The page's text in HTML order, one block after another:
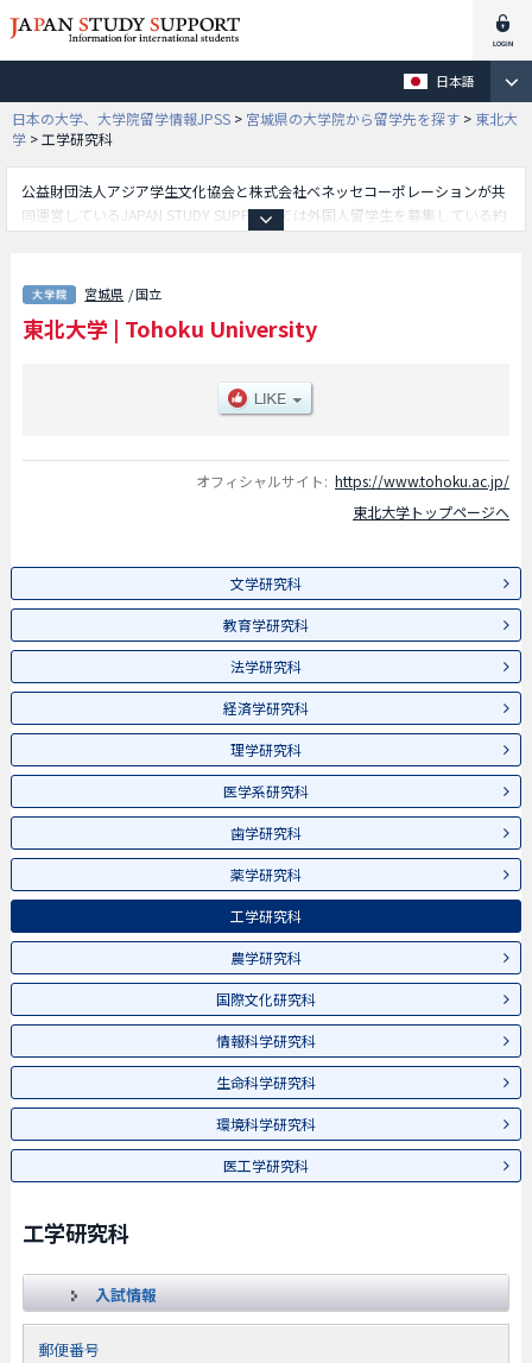
日本語
日本の大学、大学院留学情報JPSS > 宮城県の大学院から留学先を探す > 東北大
学 >工学研究科
公益財団法人アジア学生文化協会と株式会社ベネッセコーポレーションが共
同運営しているJAPAN STUDY SUPPORTでは外国人留学生を募集している約
研究科や法学研究科や経済学研究科や理学研究科や医学系研究科や歯学研究
科や薬学研究科や工学研究科や農学研究科や国際文化研究科や情報科学研究
科や生命科学研究科や環境科学研究科や医工学研究科等、研究科別情報や、
必要な情報を掲載しているので是非ご利用ください。
宮城県 / 国立
東北大学 | Tohoku University
オフィシャルサイト: https://www.tohoku.ac.jp/
東北大学トップページへ
文学研究科
教育学研究科
法学研究科
経済学研究科
理学研究科
医学系研究科
歯学研究科
薬学研究科
工学研究科
農学研究科
国際文化研究科
情報科学研究科
生命科学研究科
環境科学研究科
医工学研究科
工学研究科
入試情報
郵便番号